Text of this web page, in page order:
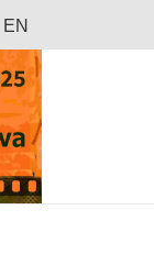
EN